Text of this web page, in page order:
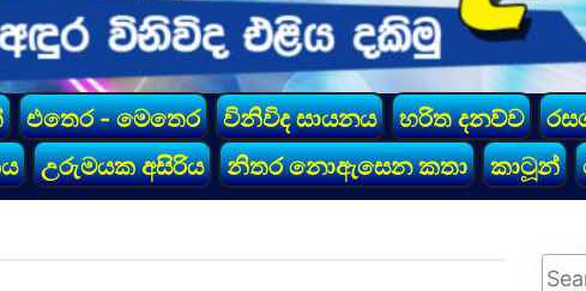
එතෙර - මෙතෙර විනිවිද සායනය හරිත දනව්ව
උරුමයක අසිරිය නිතර නොඇසෙන කතා කාටූන්